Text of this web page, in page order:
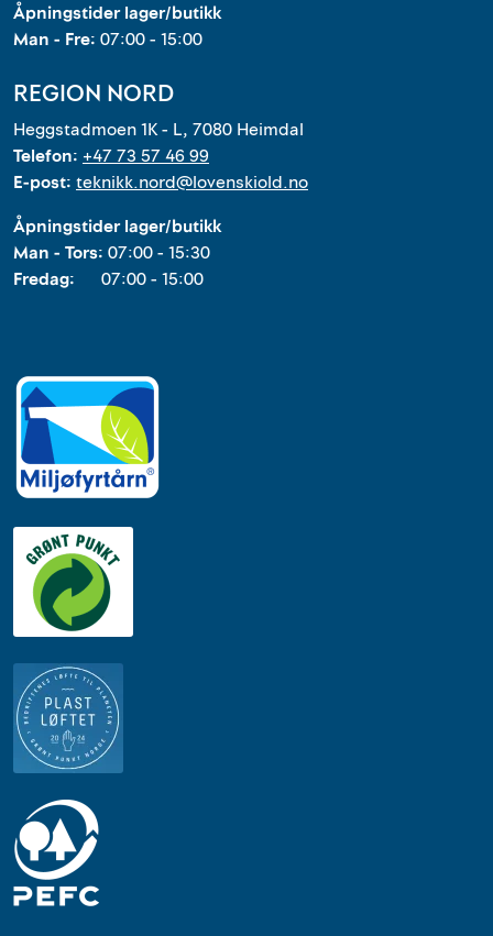
Åpningstider lager/butikk
Man - Fre: 07:00 - 15:00
REGION NORD
Heggstadmoen 1K - L, 7080 Heimdal
Telefon: +47 73 57 46 99
E-post: teknikk.nord@lovenskiold.no
Åpningstider lager/butikk
Man - Tors: 07:00 - 15:30
Fredag: 07:00 - 15:00